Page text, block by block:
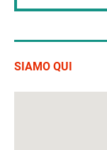
SIAMO QUI